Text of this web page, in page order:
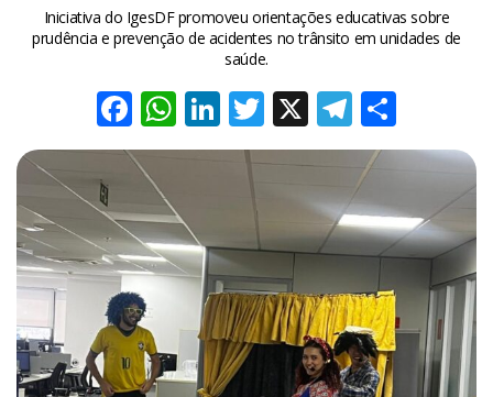
Iniciativa do IgesDF promoveu orientações educativas sobre
prudência e prevenção de acidentes no trânsito em unidades de
saúde.
Facebook
WhatsApp
LinkedIn
Twitter
X